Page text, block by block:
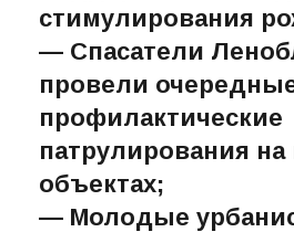
стимулирования
— Спасатели
провели
профилактические
патрулирования
объектах;
— Молодые